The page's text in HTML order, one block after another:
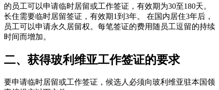
的员工可以申请临时居留或工作签证，有效期为30至180天。
长住需要临时居留签证，有效期1到3年。 在国内居住3年后，
员工可以申请永久居留权。每笔签证的费用随员工逗留的持续
时间而增加。
二、获得玻利维亚工作签证的要求
要申请临时居留或工作签证，候选人必须向玻利维亚驻本国领